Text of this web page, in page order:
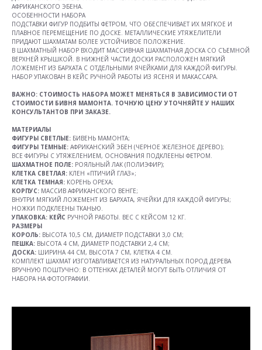
АФРИКАНСКОГО ЭБЕНА.
ОСОБЕННОСТИ НАБОРА
ПОДСТАВКИ ФИГУР ПОДБИТЫ ФЕТРОМ, ЧТО ОБЕСПЕЧИВАЕТ ИХ МЯГКОЕ И
ПЛАВНОЕ ПЕРЕМЕЩЕНИЕ ПО ДОСКЕ. МЕТАЛЛИЧЕСКИЕ УТЯЖЕЛИТЕЛИ
ПРИДАЮТ ШАХМАТАМ БОЛЕЕ УСТОЙЧИВОЕ ПОЛОЖЕНИЕ.
В ШАХМАТНЫЙ НАБОР ВХОДИТ МАССИВНАЯ ШАХМАТНАЯ ДОСКА СО СЪЕМНОЙ
ВЕРХНЕЙ КРЫШКОЙ. В НИЖНЕЙ ЧАСТИ ДОСКИ РАСПОЛОЖЕН МЯГКИЙ
ЛОЖЕМЕНТ ИЗ БАРХАТА С ОТДЕЛЬНЫМИ ЯЧЕЙКАМИ ДЛЯ КАЖДОЙ ФИГУРЫ.
НАБОР УПАКОВАН В КЕЙС РУЧНОЙ РАБОТЫ ИЗ ЯСЕНЯ И МАКАССАРА.
ВАЖНО: СТОИМОСТЬ НАБОРА МОЖЕТ МЕНЯТЬСЯ В ЗАВИСИМОСТИ ОТ
СТОИМОСТИ БИВНЯ МАМОНТА. ТОЧНУЮ ЦЕНУ УТОЧНЯЙТЕ У НАШИХ
КОНСУЛЬТАНТОВ ПРИ ЗАКАЗЕ.
МАТЕРИАЛЫ
ФИГУРЫ СВЕТЛЫЕ: БИВЕНЬ МАМОНТА;
ФИГУРЫ ТЕМНЫЕ: АФРИКАНСКИЙ ЭБЕН (ЧЕРНОЕ ЖЕЛЕЗНОЕ ДЕРЕВО);
ВСЕ ФИГУРЫ С УТЯЖЕЛЕНИЕМ, ОСНОВАНИЯ ПОДКЛЕЕНЫ ФЕТРОМ.
ШАХМАТНОЕ ПОЛЕ: РОЯЛЬНЫЙ ЛАК (ПОЛИЭФИР);
КЛЕТКА СВЕТЛАЯ: КЛЕН «ПТИЧИЙ ГЛАЗ»;
КЛЕТКА ТЕМНАЯ: КОРЕНЬ ОРЕХА;
КОРПУС: МАССИВ АФРИКАНСКОГО ВЕНГЕ;
ВНУТРИ МЯГКИЙ ЛОЖЕМЕНТ ИЗ БАРХАТА, ЯЧЕЙКИ ДЛЯ КАЖДОЙ ФИГУРЫ;
НОЖКИ ПОДКЛЕЕНЫ ТКАНЬЮ.
УПАКОВКА: КЕЙС РУЧНОЙ РАБОТЫ. ВЕС С КЕЙСОМ 12 КГ.
РАЗМЕРЫ
КОРОЛЬ: ВЫСОТА 10,5 СМ, ДИАМЕТР ПОДСТАВКИ 3,0 СМ;
ПЕШКА: ВЫСОТА 4 СМ, ДИАМЕТР ПОДСТАВКИ 2,4 СМ;
ДОСКА: ШИРИНА 44 СМ, ВЫСОТА 7 СМ, КЛЕТКА 4 СМ.
КОМПЛЕКТ ШАХМАТ ИЗГОТАВЛИВАЕТСЯ ИЗ НАТУРАЛЬНЫХ ПОРОД ДЕРЕВА
ВРУЧНУЮ ПОШТУЧНО: В ОТТЕНКАХ ДЕТАЛЕЙ МОГУТ БЫТЬ ОТЛИЧИЯ ОТ
НАБОРА НА ФОТОГРАФИИ.